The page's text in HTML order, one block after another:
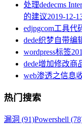
处理dedecms
的建议2019-12-
edjpgcom工具代
dede织梦自带编
wordpress标签
dede增加修改商
web渗透之信息
热门搜索
漏洞 (91)Powershell